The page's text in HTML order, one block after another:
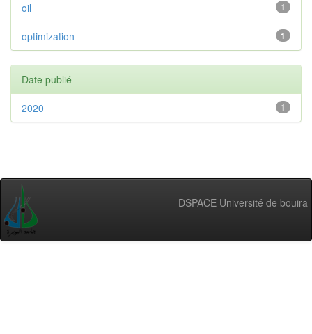
1
oil
1
optimization
Date publié
1
2020
DSPACE Université de bouira